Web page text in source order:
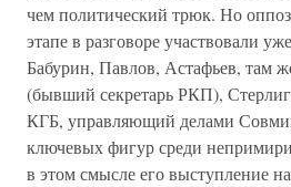
чем политический трюк. Но
этапе в разговоре участвовали
Бабурин, Павлов, Астафьев, там
(бывший секретарь РКП),
КГБ, управляющий делами
ключевых фигур среди
в этом смысле его выступление